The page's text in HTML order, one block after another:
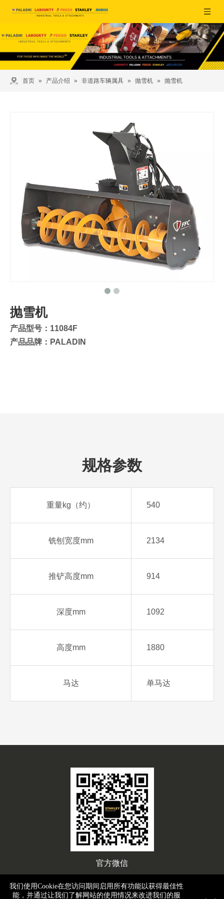
首页 » 产品介绍 » 非道路车辆属具 » 抛雪机 » 抛雪机
抛雪机
产品型号：11084F
产品品牌：PALADIN
规格参数
重量kg（约） 540
铣刨宽度mm 2134
推铲高度mm 914
深度mm 1092
高度mm 1880
马达 单马达
官方微信
我们使用Cookie在您访问期间启用所有功能以获得最佳性
能，并通过让我们了解网站的使用情况来改进我们的服